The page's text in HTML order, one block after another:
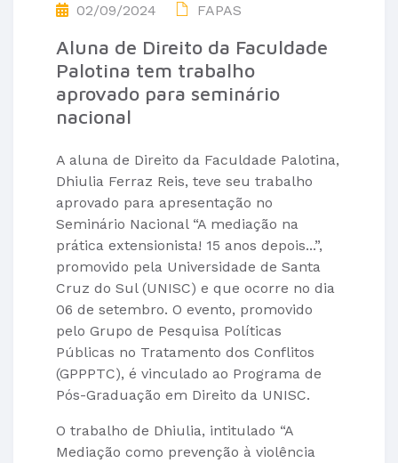
02/09/2024 FAPAS
Aluna de Direito da Faculdade
Palotina tem trabalho
aprovado para seminário
nacional
A aluna de Direito da Faculdade Palotina,
Dhiulia Ferraz Reis, teve seu trabalho
aprovado para apresentação no
Seminário Nacional “A mediação na
prática extensionista! 15 anos depois...”,
promovido pela Universidade de Santa
Cruz do Sul (UNISC) e que ocorre no dia
06 de setembro. O evento, promovido
pelo Grupo de Pesquisa Políticas
Públicas no Tratamento dos Conflitos
(GPPPTC), é vinculado ao Programa de
Pós-Graduação em Direito da UNISC.
O trabalho de Dhiulia, intitulado “A
Mediação como prevenção à violência